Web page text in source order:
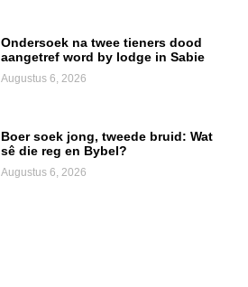
Ondersoek na twee tieners dood
aangetref word by lodge in Sabie
Augustus 6, 2026
Boer soek jong, tweede bruid: Wat
sê die reg en Bybel?
Augustus 6, 2026